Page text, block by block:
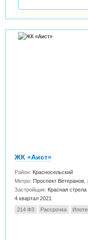
ЖК «Аист»
Район: Красносельский
Метро: Проспект Ветеранов
Застройщик: Красная стрела
4 квартал 2021
214 ФЗ
Рассрочка